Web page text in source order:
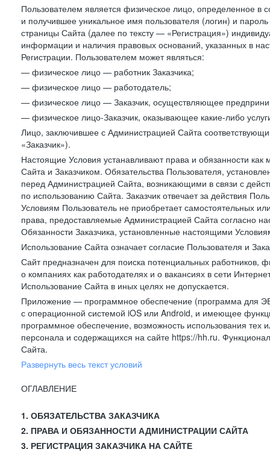
Пользователем является физическое лицо, определенное в
и получившее уникальное имя пользователя (логин) и
страницы Сайта (далее по тексту — «Регистрация»)
информации и наличия правовых оснований, указанных в
Регистрации. Пользователем может являться:
— физическое лицо — работник Заказчика;
— физическое лицо — работодатель;
— физическое лицо — Заказчик, осуществляющее
— физическое лицо-Заказчик, оказывающее какие-либо
Лицо, заключившее с Администрацией Сайта
«Заказчик»).
Настоящие Условия устанавливают права и обязанности
Сайта и Заказчиком. Обязательства Пользователя,
перед Администрацией Сайта, возникающими в связи с
по использованию Сайта. Заказчик отвечает за действия
Условиям Пользователь не приобретает самостоятельных
права, предоставляемые Администрацией Сайта согласно
Обязанности Заказчика, установленные настоящими
Использование Сайта означает согласие Пользователя и
Сайт предназначен для поиска потенциальных
о компаниях как работодателях и о вакансиях в сети
Использование Сайта в иных целях не допускается.
Приложение — программное обеспечение (программа для
с операционной системой iOS или Android, и имеющее
программное обеспечение, возможность использования
персонала и содержащихся на сайте https://hh.ru.
Сайта.
Развернуть весь текст условий
ОГЛАВЛЕНИЕ
1. ОБЯЗАТЕЛЬСТВА ЗАКАЗЧИКА
2. ПРАВА И ОБЯЗАННОСТИ АДМИНИСТРАЦИИ САЙТА
3. РЕГИСТРАЦИЯ ЗАКАЗЧИКА НА САЙТЕ